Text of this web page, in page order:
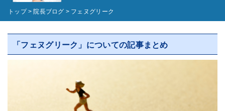
トップ > 院長ブログ > フェヌグリーク
「フェヌグリーク」についての記事まとめ